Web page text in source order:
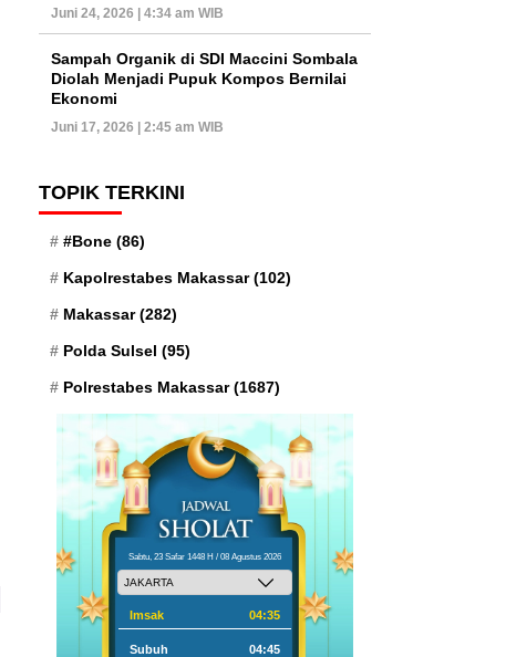
Juni 24, 2026 | 4:34 am WIB
Sampah Organik di SDI Maccini Sombala
Diolah Menjadi Pupuk Kompos Bernilai
Ekonomi
Juni 17, 2026 | 2:45 am WIB
TOPIK TERKINI
#Bone (86)
Kapolrestabes Makassar(102)
Makassar(282)
Polda Sulsel (95)
Polrestabes Makassar(1687)
Sabtu, 23 Safar 1448 H / 08 Agustus 2026
Imsak 04:35
Subuh 04:45